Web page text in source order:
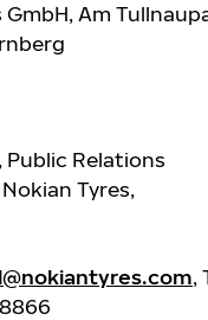
GmbH, Am
Public Relations
Tyres,
,